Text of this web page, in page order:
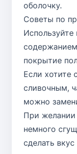
оболочку.
Советы по
покрытие
Если хотите
сливочным,
можно
При
немного
сделать